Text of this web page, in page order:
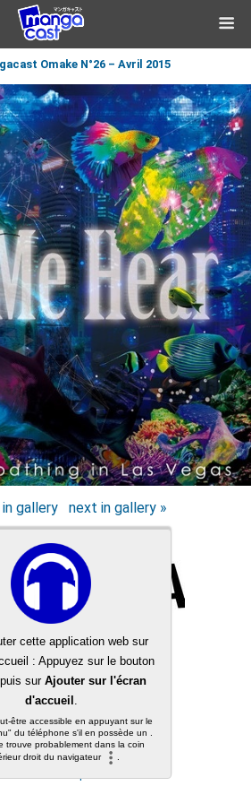
Omake N°26 – Avril 2015
gallery next in gallery »